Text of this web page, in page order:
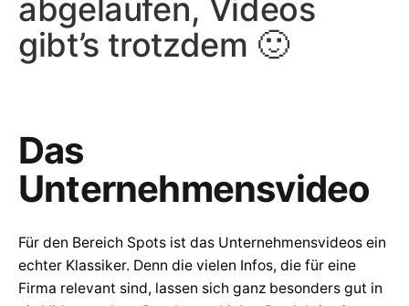
abgelaufen, Videos
gibt’s trotzdem 🙂
Das
Unternehmensvideo
Für den Bereich Spots ist das Unternehmensvideos ein
echter Klassiker. Denn die vielen Infos, die für eine
Firma relevant sind, lassen sich ganz besonders gut in